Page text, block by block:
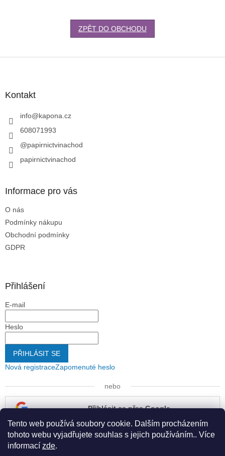
Tento web používá soubory cookie. Dalším procházením
tohoto webu vyjadřujete souhlas s jejich používáním.. Více
informací zde.
ZPĚT DO OBCHODU
Kontakt
info@kapona.cz
608071993
@papirnictvinachod
papirnictvinachod
Informace pro vás
O nás
Podmínky nákupu
Obchodní podmínky
GDPR
Přihlášení
E-mail
Heslo
PŘIHLÁSIT SE
Nová registraceZapomenuté heslo
nebo
Přihlásit se přes Google
Přihlásit se přes Seznam